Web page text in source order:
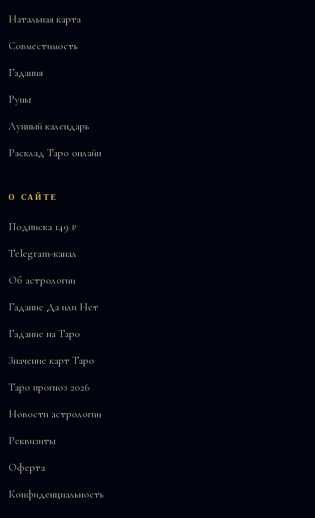
Натальная карта
Совместимость
Гадания
Руны
Лунный календарь
Расклад Таро онлайн
О САЙТЕ
Подписка 149 ₽
Telegram-канал
Об астрологии
Гадание Да или Нет
Гадание на Таро
Значение карт Таро
Таро прогноз 2026
Новости астрологии
Реквизиты
Оферта
Конфиденциальность